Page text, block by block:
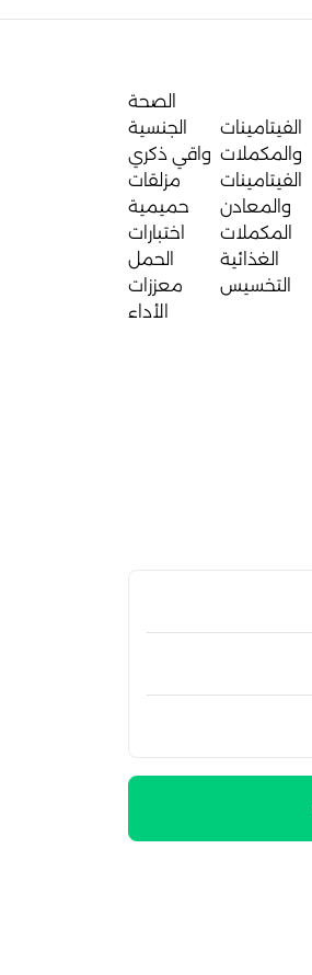
الفيتامينات
والمكملات
الفيتامينات
والمعادن
المكملات
الغذائية
التخسيس
الصحة
الجنسية
واقي ذكري
مزلقات
حميمية
اختبارات
الحمل
معززات
الأداء